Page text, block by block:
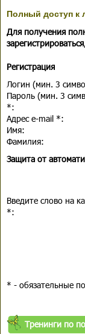
Полный доступ к
Для получения
Регистрация
Логин (мин. 3
Пароль (мин. 3
*:
Адрес e-mail *:
Имя:
Фамилия:
Защита от
Введите слово на
*:
* - обязательные
Тренинги по